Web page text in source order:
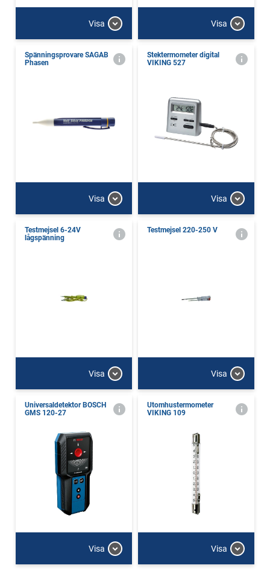
Visa Visa
Spänningsprovare SAGAB
Phasen
Visa
Stektermometer digital
VIKING 527
Visa
Testmejsel 6-24V
lågspänning
Visa
Testmejsel 220-250 V
Visa
Universaldetektor BOSCH
GMS 120-27
Visa
Utomhustermometer
VIKING 109
Visa